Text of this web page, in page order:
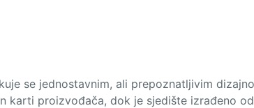
se jednostavnim, ali prepoznatljivim
karti proizvođača, dok je sjedište izrađeno